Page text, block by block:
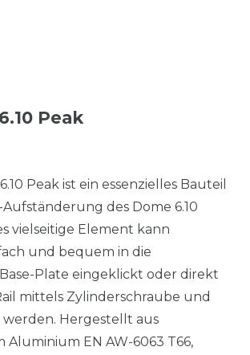
Peak
Peak ist ein essenzielles Bauteil
des Dome 6.10
vielseitige Element kann
und bequem in die
Plate eingeklickt oder direkt
mittels Zylinderschraube und
werden. Hergestellt aus
Aluminium EN AW-6063 T66,